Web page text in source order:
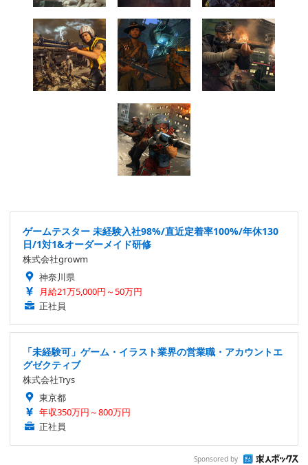
ゲームテスター 未経験入社98%/直近定着率100%/年休130
日/1対1&オーダーメイド研修
株式会社growm
神奈川県
月給21万5,000円～50万円
正社員
「未経験可」ゲーム・イラスト業界の営業職・アカウントエ
グゼクティブ
株式会社Trys
東京都
年収350万円～800万円
正社員
Sponsored by